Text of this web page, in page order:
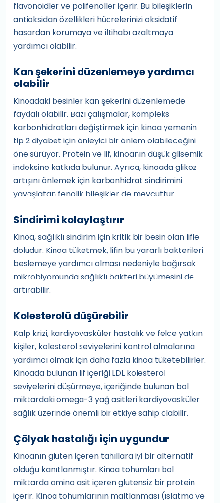
flavonoidler ve polifenoller içerir. Bu bileşiklerin
antioksidan özellikleri hücrelerinizi oksidatif
hasardan korumaya ve iltihabı azaltmaya
yardımcı olabilir.
Kan şekerini düzenlemeye yardımcı
olabilir
Kinoadaki besinler kan şekerini düzenlemede
faydalı olabilir. Bazı çalışmalar, kompleks
karbonhidratları değiştirmek için kinoa yemenin
tip 2 diyabet için önleyici bir önlem olabileceğini
öne sürüyor. Protein ve lif, kinoanın düşük glisemik
indeksine katkıda bulunur. Ayrıca, kinoada glikoz
artışını önlemek için karbonhidrat sindirimini
yavaşlatan fenolik bileşikler de mevcuttur.
Sindirimi kolaylaştırır
Kinoa, sağlıklı sindirim için kritik bir besin olan lifle
doludur. Kinoa tüketmek, lifin bu yararlı bakterileri
beslemeye yardımcı olması nedeniyle bağırsak
mikrobiyomunda sağlıklı bakteri büyümesini de
artırabilir.
Kolesterolü düşürebilir
Kalp krizi, kardiyovasküler hastalık ve felce yatkın
kişiler, kolesterol seviyelerini kontrol almalarına
yardımcı olmak için daha fazla kinoa tüketebilirler.
Kinoada bulunan lif içeriği LDL kolesterol
seviyelerini düşürmeye, içeriğinde bulunan bol
miktardaki omega-3 yağ asitleri kardiyovasküler
sağlık üzerinde önemli bir etkiye sahip olabilir.
Çölyak hastalığı için uygundur
Kinoanın gluten içeren tahıllara iyi bir alternatif
olduğu kanıtlanmıştır. Kinoa tohumları bol
miktarda amino asit içeren glutensiz bir protein
içerir. Kinoa tohumlarının maltlanması (ıslatma ve